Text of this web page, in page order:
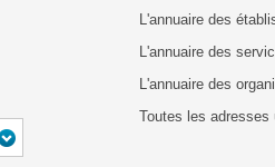
L'annuaire des
L'annuaire des
L'annuaire des
Toutes les adresses